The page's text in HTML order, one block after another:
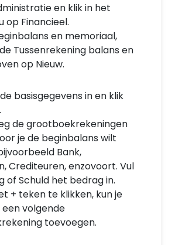
en klik in het
op Financieel.
en memoriaal,
Tussenrekening balans en
op Nieuw.
de basisgegevens in en klik
de grootboekrekeningen
je de beginbalans wilt
Bank,
Crediteuren, enzovoort. Vul
of Schuld het bedrag in.
+ teken te klikken, kun je
volgende
toevoegen.